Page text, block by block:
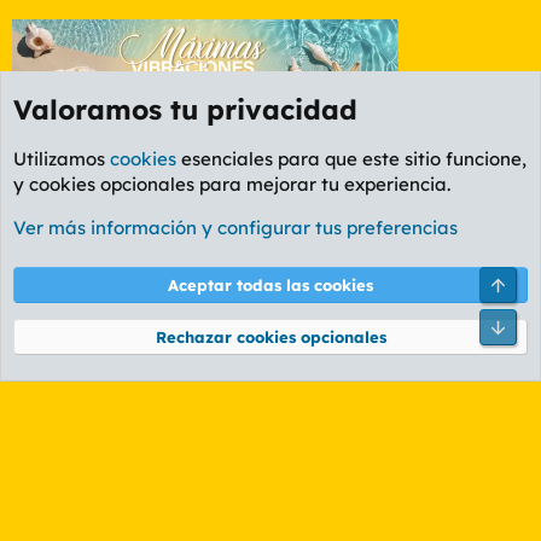
Foro Cine
Cookies
PL OLDSTYLE AMARILLO
Términos y reglas Política de privacidad Ayuda
Community platform by XenForo® © 2010-2026 XenForo Ltd.
Valoramos tu privacidad
Utilizamos cookies esenciales para que este sitio funcione,
y cookies opcionales para mejorar tu experiencia.
Ver más información y configurar tus preferencias
Aceptar todas las cookies
Rechazar cookies opcionales
Pie